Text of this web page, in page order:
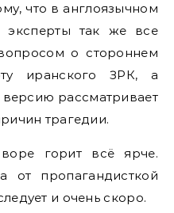
что в англоязычном
эксперты так же все
о стороннем
иранского ЗРК, а
версию рассматривает
трагедии.
горит всё ярче.
пропагандисткой
и очень скоро.